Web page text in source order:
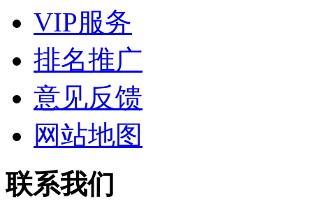
VIP服务
排名推广
意见反馈
网站地图
联系我们